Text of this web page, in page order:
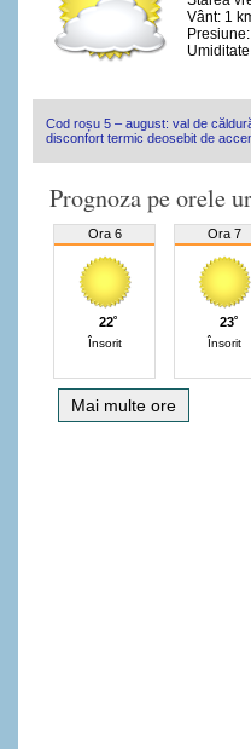
Vânt: 1
Cod roșu 5 – august: val de
disconfort termic deosebit de
Prognoza pe orele
Ora 6
22˚
Însorit
Ora 7
23˚
Însorit
Mai multe ore